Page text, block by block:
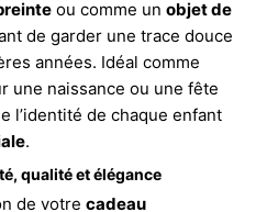
ou comme un objet de
de garder une trace douce
années. Idéal comme
une naissance ou une fête
l’identité de chaque enfant
.
qualité et élégance
de votre cadeau